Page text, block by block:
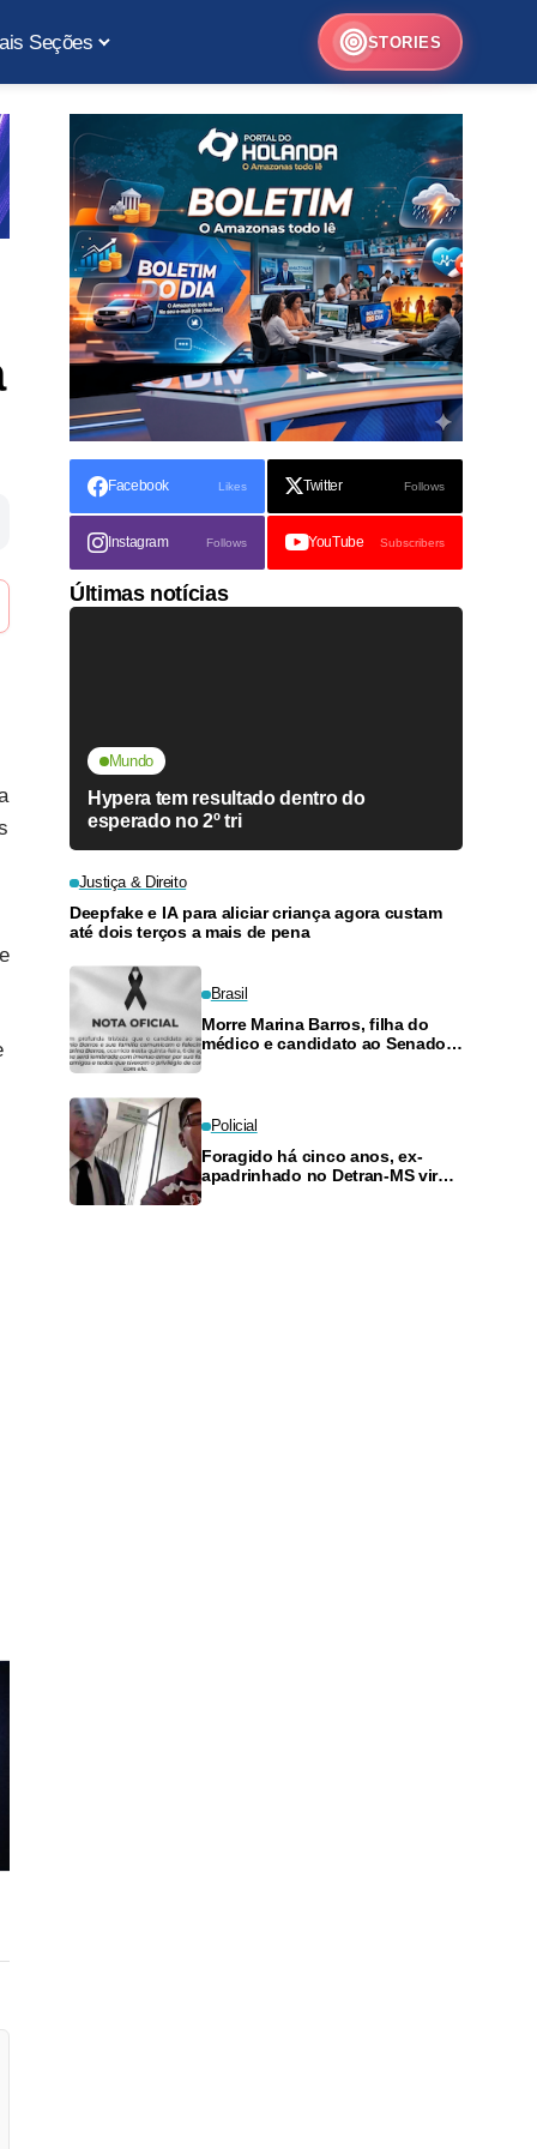
Seções STORIES
Facebook Likes Twitter Follows
Instagram Follows YouTube Subscribers
Últimas notícias
Mundo
Hypera tem resultado dentro do
esperado no 2º tri
Justiça & Direito
Deepfake e IA para aliciar criança agora custam
até dois terços a mais de pena
Brasil
Morre Marina Barros, filha do
médico e candidato ao Senado
Policial
Foragido há cinco anos, ex-
apadrinhado no Detran-MS vira